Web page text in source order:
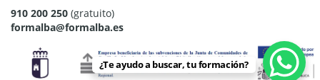
910 200 250 (gratuito)
formalba@formalba.es
¿Te ayudo a buscar, tu formación?